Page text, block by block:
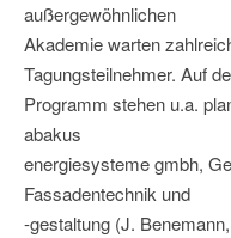
außergewöhnlichen
Akademie warten
Tagungsteilnehmer. Auf
Programm stehen u.a.
abakus
energiesysteme gmbh,
Fassadentechnik und
-gestaltung (J.